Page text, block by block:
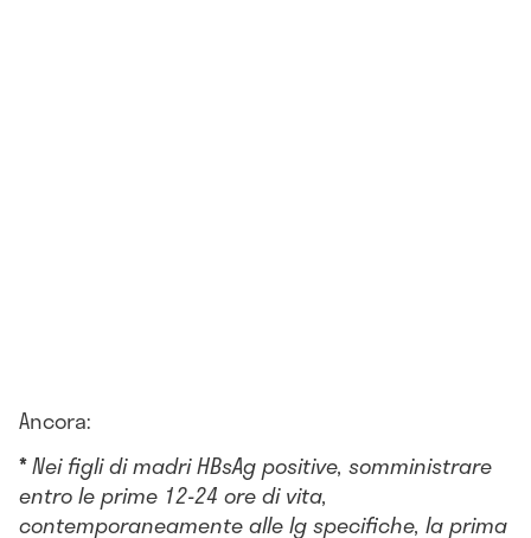
Ancora:
*Nei figli di madri HBsAg positive, somministrare
entro le prime 12-24 ore di vita,
contemporaneamente alle Ig specifiche, la prima